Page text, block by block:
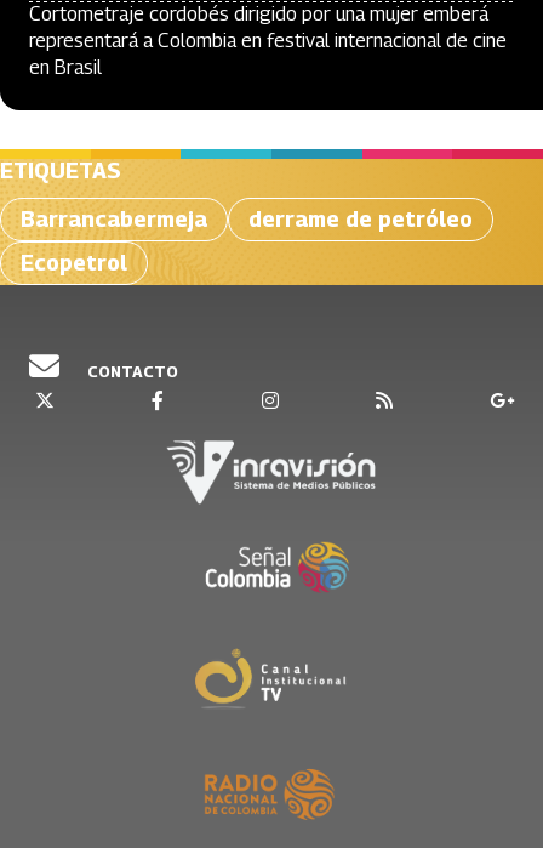
Cortometraje cordobés dirigido por una mujer emberá
representará a Colombia en festival internacional de cine
en Brasil
ETIQUETAS
Barrancabermeja
derrame de petróleo
Ecopetrol
CONTACTO